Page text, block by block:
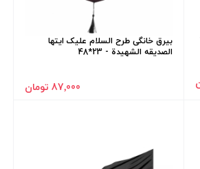
بیرق خانگی طرح السلام علیک ایتها
الصدیقه الشهیدة - 23*48
87٬000 تومان